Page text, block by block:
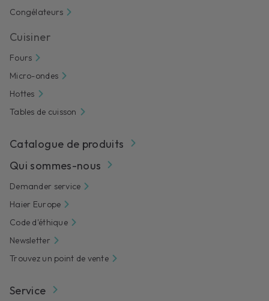
Congélateurs
Cuisiner
Fours
Micro-ondes
Hottes
Tables de cuisson
Catalogue de produits
Qui sommes-nous
Demander service
Haier Europe
Code d'éthique
Newsletter
Trouvez un point de vente
Service